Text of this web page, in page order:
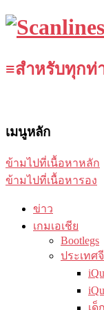
≡สำหรับทุกท่
เมนูหลัก
ข้ามไปที่เนื้อหาหลัก
ข้ามไปที่เนื้อหารอง
ข่าว
เกมเอเชีย
Bootlegs
ประเทศ